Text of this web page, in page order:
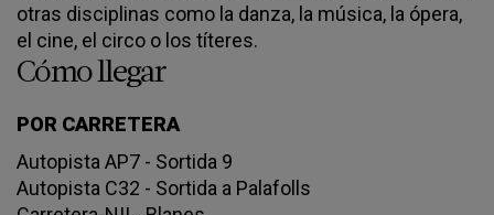
otras disciplinas como la danza, la música, la ópera,
el cine, el circo o los títeres.
Cómo llegar
POR CARRETERA
Autopista AP7 - Sortida 9
Autopista C32 - Sortida a Palafolls